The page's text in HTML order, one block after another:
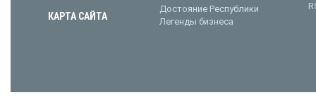
КАРТА САЙТА
Достояние Республики
Легенды бизнеса